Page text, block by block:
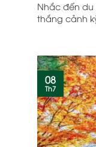
Nhắc đến du
thắng cảnh
08
Th7